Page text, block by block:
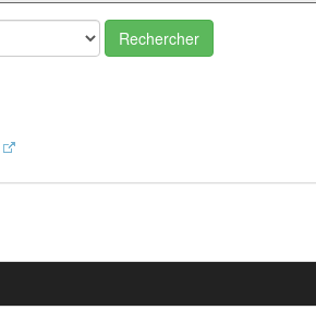
Rechercher